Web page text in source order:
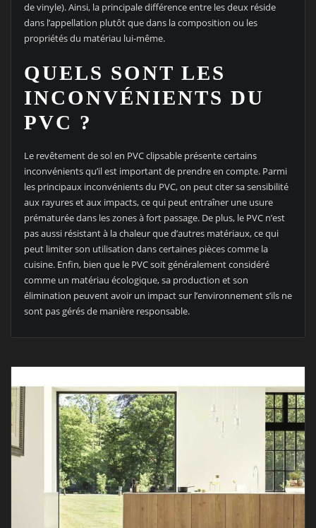
de vinyle). Ainsi, la principale différence entre les deux réside
dans l’appellation plutôt que dans la composition ou les
propriétés du matériau lui-même.
QUELS SONT LES
INCONVÉNIENTS DU
PVC ?
Le revêtement de sol en PVC clipsable présente certains
inconvénients qu’il est important de prendre en compte. Parmi
les principaux inconvénients du PVC, on peut citer sa sensibilité
aux rayures et aux impacts, ce qui peut entraîner une usure
prématurée dans les zones à fort passage. De plus, le PVC n’est
pas aussi résistant à la chaleur que d’autres matériaux, ce qui
peut limiter son utilisation dans certaines pièces comme la
cuisine. Enfin, bien que le PVC soit généralement considéré
comme un matériau écologique, sa production et son
élimination peuvent avoir un impact sur l’environnement s’ils ne
sont pas gérés de manière responsable.